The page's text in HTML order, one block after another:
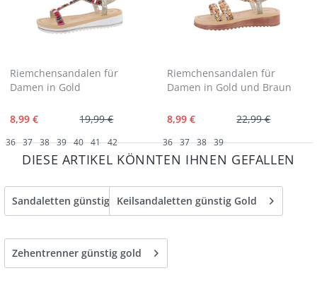
Riemchensandalen für
Damen in Gold
19,99 €
8,99 €
36 37 38 39 40 41 42
Riemchensandalen für
Damen in Gold und Braun
22,99 €
8,99 €
36 37 38 39
DIESE ARTIKEL KÖNNTEN IHNEN GEFALLEN
Sandaletten günstig goldKeilsandaletten günstig Gold
Zehentrenner günstig gold